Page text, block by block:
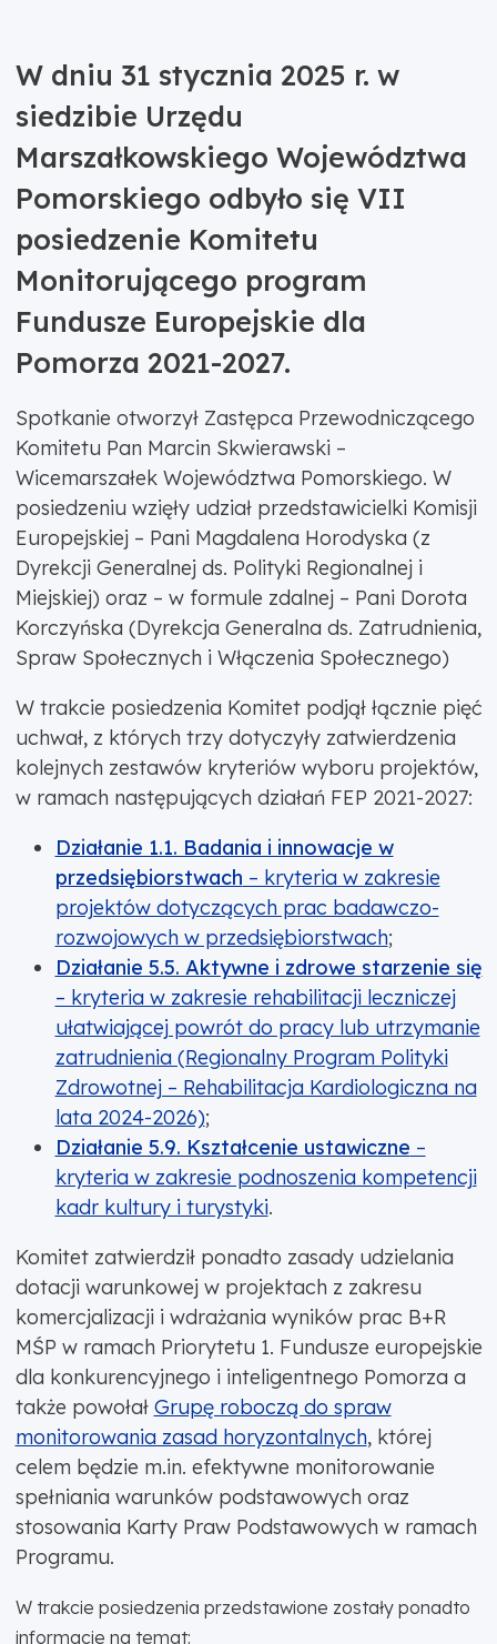
W dniu 31 stycznia 2025 r. w
siedzibie Urzędu
Marszałkowskiego Województwa
Pomorskiego odbyło się VII
posiedzenie Komitetu
Monitorującego program
Fundusze Europejskie dla
Pomorza 2021-2027.
Spotkanie otworzył Zastępca Przewodniczącego
Komitetu Pan Marcin Skwierawski –
Wicemarszałek Województwa Pomorskiego. W
posiedzeniu wzięły udział przedstawicielki Komisji
Europejskiej – Pani Magdalena Horodyska (z
Dyrekcji Generalnej ds. Polityki Regionalnej i
Miejskiej) oraz – w formule zdalnej – Pani Dorota
Korczyńska (Dyrekcja Generalna ds. Zatrudnienia,
Spraw Społecznych i Włączenia Społecznego)
W trakcie posiedzenia Komitet podjął łącznie pięć
uchwał, z których trzy dotyczyły zatwierdzenia
kolejnych zestawów kryteriów wyboru projektów,
w ramach następujących działań FEP 2021-2027:
Działanie 1.1. Badania i innowacje w
przedsiębiorstwach – kryteria w zakresie
projektów dotyczących prac badawczo-
rozwojowych w przedsiębiorstwach;
Działanie 5.5. Aktywne i zdrowe starzenie się
– kryteria w zakresie rehabilitacji leczniczej
ułatwiającej powrót do pracy lub utrzymanie
zatrudnienia (Regionalny Program Polityki
Zdrowotnej – Rehabilitacja Kardiologiczna na
lata 2024-2026);
Działanie 5.9. Kształcenie ustawiczne –
kryteria w zakresie podnoszenia kompetencji
kadr kultury i turystyki.
Komitet zatwierdził ponadto zasady udzielania
dotacji warunkowej w projektach z zakresu
komercjalizacji i wdrażania wyników prac B+R
MŚP w ramach Priorytetu 1. Fundusze europejskie
dla konkurencyjnego i inteligentnego Pomorza a
także powołał Grupę roboczą do spraw
monitorowania zasad horyzontalnych, której
celem będzie m.in. efektywne monitorowanie
spełniania warunków podstawowych oraz
stosowania Karty Praw Podstawowych w ramach
Programu.
W trakcie posiedzenia przedstawione zostały ponadto
informacje na temat: